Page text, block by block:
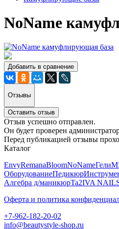
NoName
Добавить в сравнение
Отзывы
Оставить отзыв
Отзыв успешно отправлен.
Он будет проверен
Перед публикацией отзывы
Каталог
EnvyRemanaBloomNoNameГели
ОборудованиеПедикюр
Алгебра д/маникюрTa2IVA
Оферта и политика
+7-962-182-20-02
info@beautystyle-shop.ru